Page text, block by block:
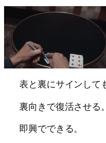
表と裏にサインして
裏向きで復活させる。
即興でできる。